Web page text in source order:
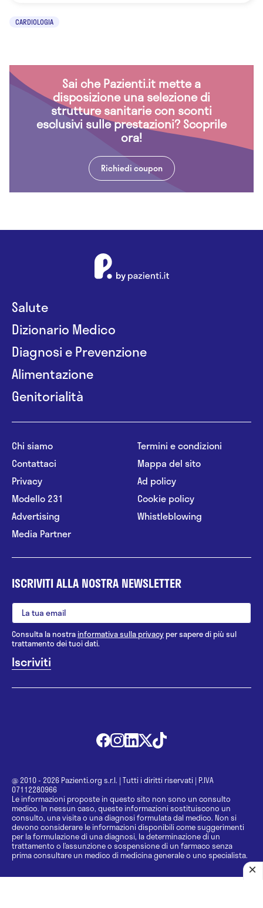
CARDIOLOGIA
Sai che Pazienti.it mette a
disposizione una selezione di
strutture sanitarie con sconti
esclusivi sulle prestazioni? Scoprile
ora!
Richiedi coupon
Salute
Dizionario Medico
Diagnosi e Prevenzione
Alimentazione
Genitorialità
Chi siamo
Contattaci
Privacy
Modello 231
Advertising
Media Partner
Termini e condizioni
Mappa del sito
Ad policy
Cookie policy
Whistleblowing
ISCRIVITI ALLA NOSTRA NEWSLETTER
Consulta la nostrainformativa sulla privacy per sapere di più sul
trattamento dei tuoi dati.
@ 2010 - 2026 Pazienti.org s.r.l. | Tutti i diritti riservati | P.IVA
07112280966
Le informazioni proposte in questo sito non sono un consulto
medico. In nessun caso, queste informazioni sostituiscono un
consulto, una visita o una diagnosi formulata dal medico. Non si
devono considerare le informazioni disponibili come suggerimenti
per la formulazione di una diagnosi, la determinazione di un
trattamento o l’assunzione o sospensione di un farmaco senza
prima consultare un medico di medicina generale o uno specialista.